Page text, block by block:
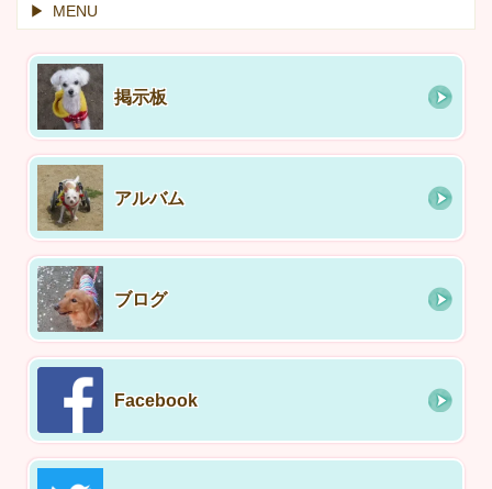
MENU
掲示板
アルバム
ブログ
Facebook